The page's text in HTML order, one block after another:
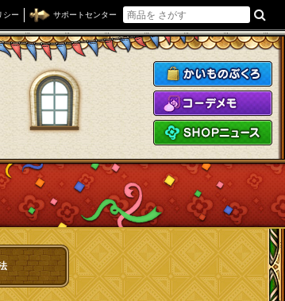
シー サポートセンター
ゴンクエストXショップ